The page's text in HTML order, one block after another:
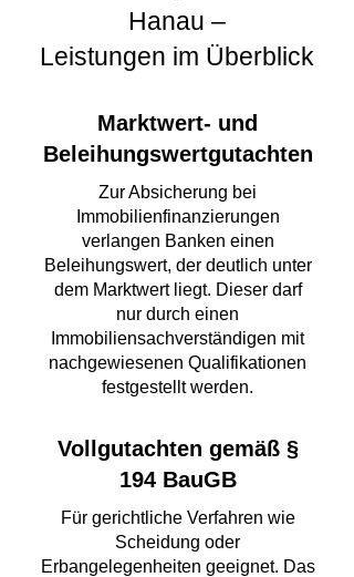
Hanau –
Leistungen im Überblick
Marktwert- und
Beleihungswertgutachten
Zur Absicherung bei
Immobilienfinanzierungen
verlangen Banken einen
Beleihungswert, der deutlich unter
dem Marktwert liegt. Dieser darf
nur durch einen
Immobiliensachverständigen mit
nachgewiesenen Qualifikationen
festgestellt werden.
Vollgutachten gemäß §
194 BauGB
Für gerichtliche Verfahren wie
Scheidung oder
Erbangelegenheiten geeignet. Das